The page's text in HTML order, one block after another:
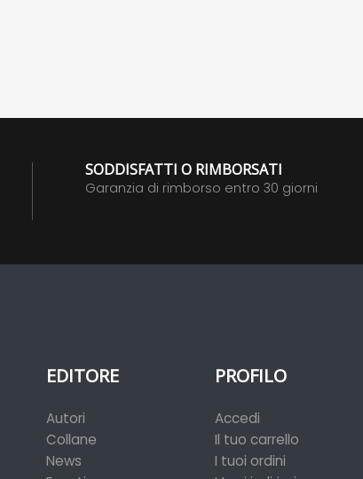
SODDISFATTI O RIMBORSATI
Garanzia di rimborso entro 30 giorni
EDITORE
Autori
Collane
News
PROFILO
Accedi
Il tuo carrello
I tuoi ordini